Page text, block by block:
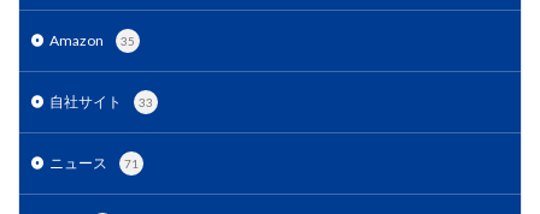
Amazon 35
自社サイト 33
ニュース 71